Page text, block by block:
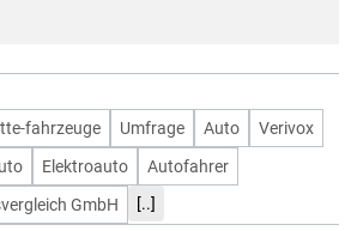
fahrzeuge Umfrage Auto
Verivox
Elektroauto
Autofahrer
GmbH
[..]